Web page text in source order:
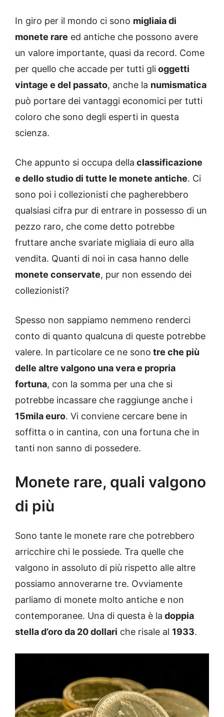
In giro per il mondo ci sono migliaia di
monete rare ed antiche che possono avere
un valore importante, quasi da record. Come
per quello che accade per tutti glioggetti
vintage e del passato, anche la numismatica
può portare dei vantaggi economici per tutti
coloro che sono degli esperti in questa
scienza.
Che appunto si occupa della classificazione
e dello studio di tutte le monete antiche. Ci
sono poi i collezionisti che pagherebbero
qualsiasi cifra pur di entrare in possesso di un
pezzo raro, che come detto potrebbe
fruttare anche svariate migliaia di euro alla
vendita. Quanti di noi in casa hanno delle
monete conservate, pur non essendo dei
collezionisti?
Spesso non sappiamo nemmeno renderci
conto di quanto qualcuna di queste potrebbe
valere. In particolare ce ne sono tre che più
delle altre valgono una vera e propria
fortuna, con la somma per una che si
potrebbe incassare che raggiunge anche i
15mila euro. Vi conviene cercare bene in
soffitta o in cantina, con una fortuna che in
tanti non sanno di possedere.
Monete rare, quali valgono
di più
Sono tante le monete rare che potrebbero
arricchire chi le possiede. Tra quelle che
valgono in assoluto di più rispetto alle altre
possiamo annoverarne tre. Ovviamente
parliamo di monete molto antiche e non
contemporanee. Una di questa è la doppia
stella d’oro da 20 dollari che risale al 1933.